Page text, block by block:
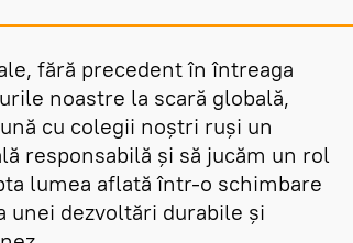
fără precedent în întreaga
noastre la scară globală,
cu colegii noștri ruși un
responsabilă și să jucăm un rol
lumea aflată într-o schimbare
unei dezvoltări durabile și